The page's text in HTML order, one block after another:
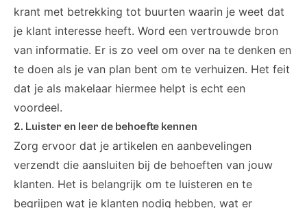
krant met betrekking tot buurten waarin je weet dat
je klant interesse heeft. Word een vertrouwde bron
van informatie. Er is zo veel om over na te denken en
te doen als je van plan bent om te verhuizen. Het feit
dat je als makelaar hiermee helpt is echt een
voordeel.
2. Luister en leer de behoefte kennen
Zorg ervoor dat je artikelen en aanbevelingen
verzendt die aansluiten bij de behoeften van jouw
klanten. Het is belangrijk om te luisteren en te
begrijpen wat je klanten nodig hebben, wat er